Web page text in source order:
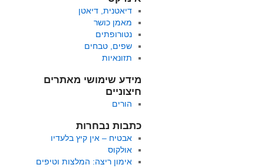
דיאטנית, דיאטן
מאמן כושר
נטורופתים
שפים, טבחים
תזונאיות
מידע שימושי מאתרים
חיצוניים
הורים
כתבות נבחרות
אבטיח – אין קיץ בלעדיו
אולקוס
אימון ריצה: המלצות וטיפים